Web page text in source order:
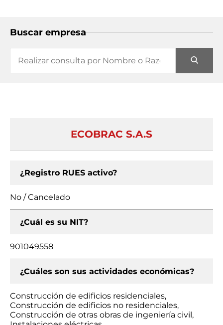
Buscar empresa
ECOBRAC S.A.S
¿Registro RUES activo?
No / Cancelado
¿Cuál es su NIT?
901049558
¿Cuáles son sus actividades económicas?
Construcción de edificios residenciales,
Construcción de edificios no residenciales,
Construcción de otras obras de ingeniería civil,